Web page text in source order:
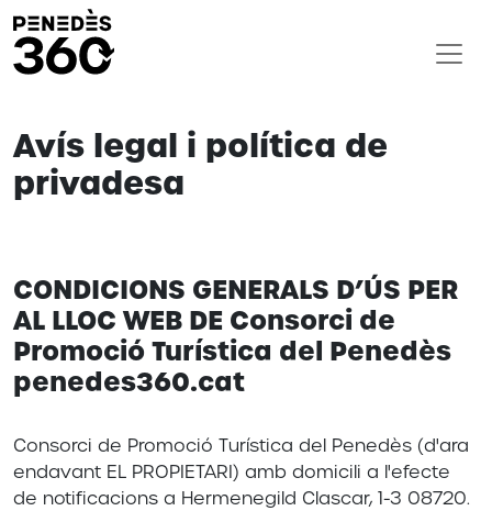
Avís legal i política de
privadesa
CONDICIONS GENERALS D’ÚS PER
AL LLOC WEB DE Consorci de
Promoció Turística del Penedès
penedes360.cat
Consorci de Promoció Turística del Penedès (d'ara
endavant EL PROPIETARI) amb domicili a l'efecte
de notificacions a Hermenegild Clascar, 1-3 08720.